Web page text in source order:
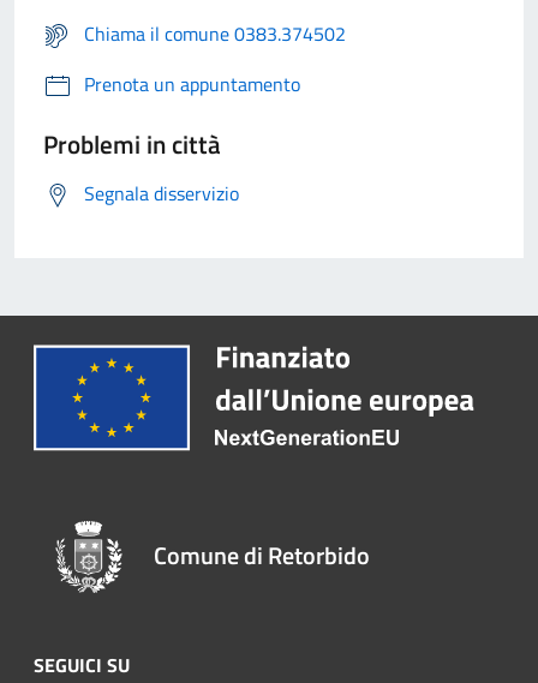
Chiama il comune 0383.374502
Prenota un appuntamento
Problemi in città
Segnala disservizio
Comune di Retorbido
SEGUICI SU